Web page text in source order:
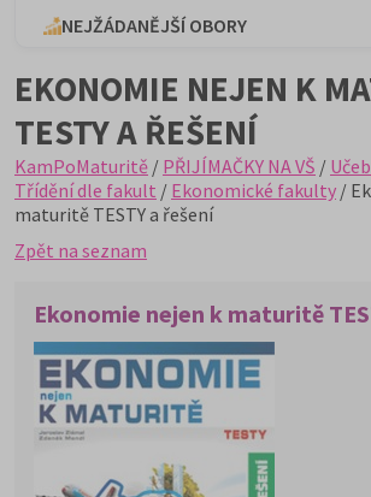
NEJŽÁDANĚJŠÍ OBORY
EKONOMIE NEJEN K
TESTY A ŘEŠENÍ
KamPoMaturitě / PŘIJÍMAČKY NA VŠ /
Třídění dle fakult / Ekonomické fakulty /
maturitě TESTY a řešení
Zpět na seznam
Ekonomie nejen k maturitě